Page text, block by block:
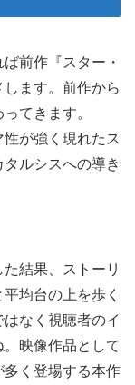
前作『スター・
ます。前作から
てきます。
が強く現れたス
ルシスへの導き
結果、ストーリ
均台の上を歩く
なく視聴者のイ
映像作品として
く登場する本作